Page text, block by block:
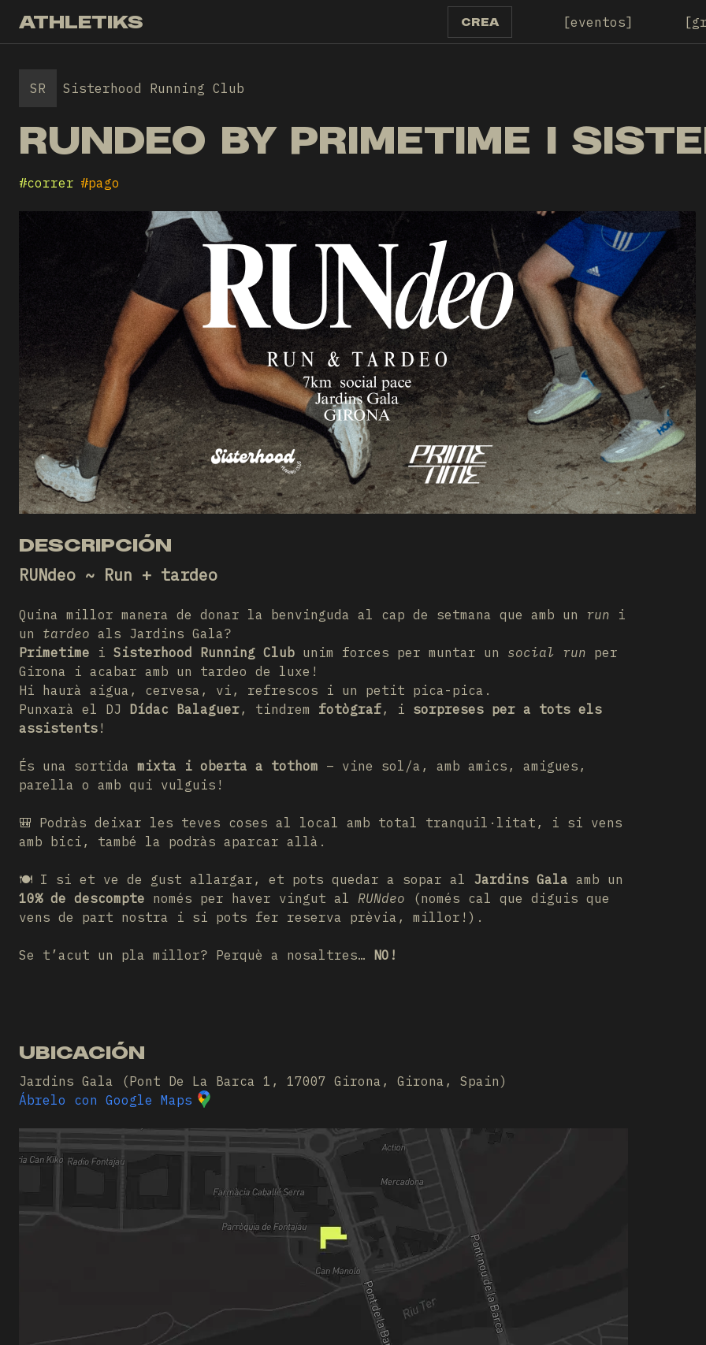
ATHLETIKS CREA eventos
SR Sisterhood Running Club
RUNDEO BY PRIMETIME I
#correr #pago
DESCRIPCIÓN
RUNdeo ~ Run + tardeo
Quina millor manera de donar la benvinguda al cap de setmana que amb un run i
un tardeo als Jardins Gala?
Primetime i Sisterhood Running Club unim forces per muntar un social run per
Girona i acabar amb un tardeo de luxe!
Hi haurà aigua, cervesa, vi, refrescos i un petit pica-pica.
Punxarà el DJ Dídac Balaguer, tindrem fotògraf, i sorpreses per a tots els
assistents !
És una sortida mixta i oberta a tothom – vine sol/a, amb amics, amigues,
parella o amb qui vulguis!
🎒 Podràs deixar les teves coses al local amb total tranquil·litat, i si vens
amb bici, també la podràs aparcar allà.
🍽️ I si et ve de gust allargar, et pots quedar a sopar al Jardins Gala amb un
10% de descompte només per haver vingut al RUNdeo (només cal que diguis que
vens de part nostra i si pots fer reserva prèvia, millor!).
Se t’acut un pla millor? Perquè a nosaltres… NO!
UBICACIÓN
Jardins Gala (Pont De La Barca 1, 17007 Girona, Girona, Spain)
Ábrelo con Google Maps